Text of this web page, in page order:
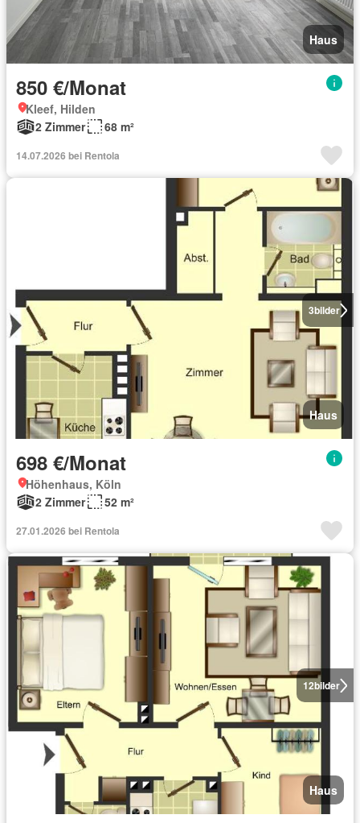
Haus
850 €/Monat
Kleef, Hilden
2 Zimmer
68 m²
14.07.2026 bei Rentola
3bilder
Haus
698 €/Monat
Höhenhaus, Köln
2 Zimmer
52 m²
27.01.2026 bei Rentola
12bilder
Haus